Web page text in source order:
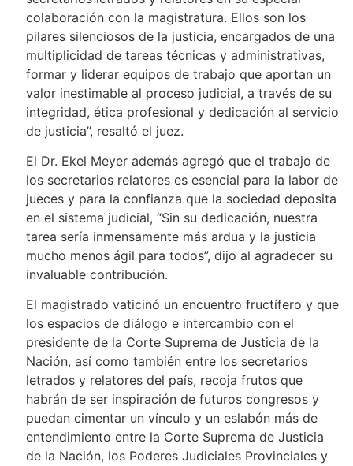
colaboración con la magistratura. Ellos son los
pilares silenciosos de la justicia, encargados de una
multiplicidad de tareas técnicas y administrativas,
formar y liderar equipos de trabajo que aportan un
valor inestimable al proceso judicial, a través de su
integridad, ética profesional y dedicación al servicio
de justicia”, resaltó el juez.
El Dr. Ekel Meyer además agregó que el trabajo de
los secretarios relatores es esencial para la labor de
jueces y para la confianza que la sociedad deposita
en el sistema judicial, “Sin su dedicación, nuestra
tarea sería inmensamente más ardua y la justicia
mucho menos ágil para todos”, dijo al agradecer su
invaluable contribución.
El magistrado vaticinó un encuentro fructífero y que
los espacios de diálogo e intercambio con el
presidente de la Corte Suprema de Justicia de la
Nación, así como también entre los secretarios
letrados y relatores del país, recoja frutos que
habrán de ser inspiración de futuros congresos y
puedan cimentar un vínculo y un eslabón más de
entendimiento entre la Corte Suprema de Justicia
de la Nación, los Poderes Judiciales Provinciales y